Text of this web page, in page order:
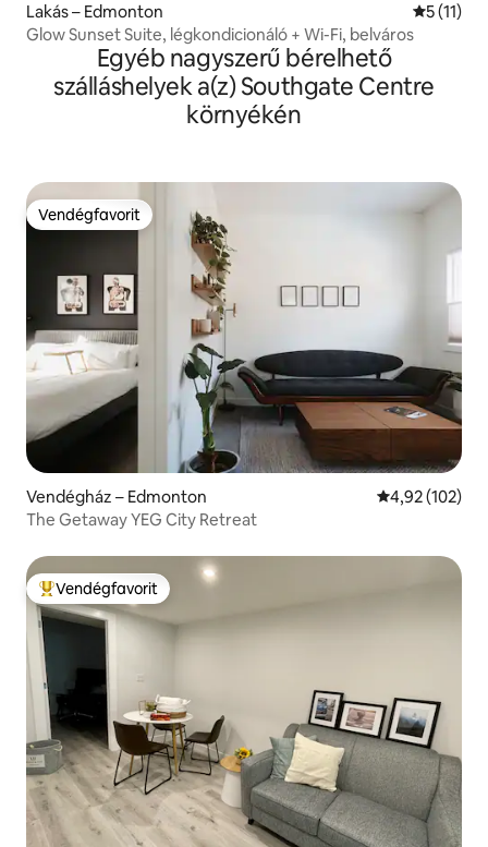
Lakás – Edmonton Átlagos
5 (11)
Glow Sunset Suite, légkondicionáló + Wi-Fi, belváros
Egyéb nagyszerű bérelhető
szálláshelyek a(z) Southgate Centre
környékén
Vendégfavorit
Vendégfavorit
Vendégház – Edmonton Átlagos
4,92 (102)
The Getaway YEG City Retreat
Kiemelt vendégfavorit
Vendégfavorit